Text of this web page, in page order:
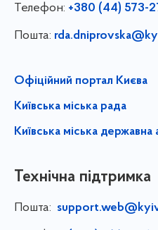
Телефон: +380 (44) 573-
Пошта:
Офіційний портал Києва
Київська міська рада
Київська міська державна
Технічна підтримка
Пошта: